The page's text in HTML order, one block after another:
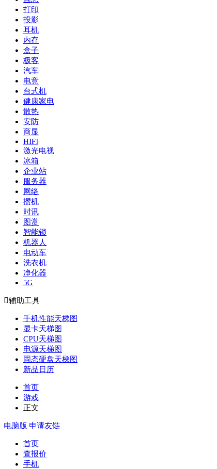
打印
投影
耳机
内存
盒子
极客
汽车
电竞
台式机
健康家电
散热
安防
商显
HIFI
激光电视
冰箱
企业站
服务器
网络
攒机
时讯
图赏
智能锁
机器人
电动车
洗衣机
净化器
5G
辅助工具
手机性能天梯图
显卡天梯图
CPU天梯图
电源天梯图
固态硬盘天梯图
新品日历
首页
游戏
正文
电脑版 申请友链
首页
查报价
手机